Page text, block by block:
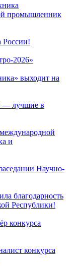
промышленник
России!
2026»
выходит на
— лучшие в
и
Научно-
благодарность
Республики!
конкурса
конкурса